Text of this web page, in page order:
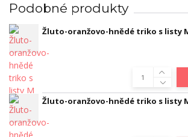
Podobné produkty
Žluto-oranžovo-hnědé triko s listy
Žluto-oranžovo-hnědé triko s listy